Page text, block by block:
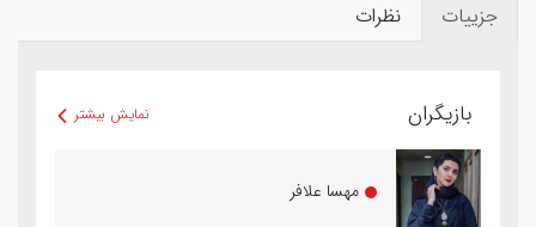
جزییات نظرات
بازیگران نمایش بیشتر
مهسا علافر